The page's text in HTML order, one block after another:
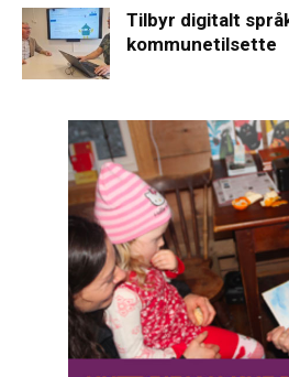
Tilbyr digitalt
kommunetilsette